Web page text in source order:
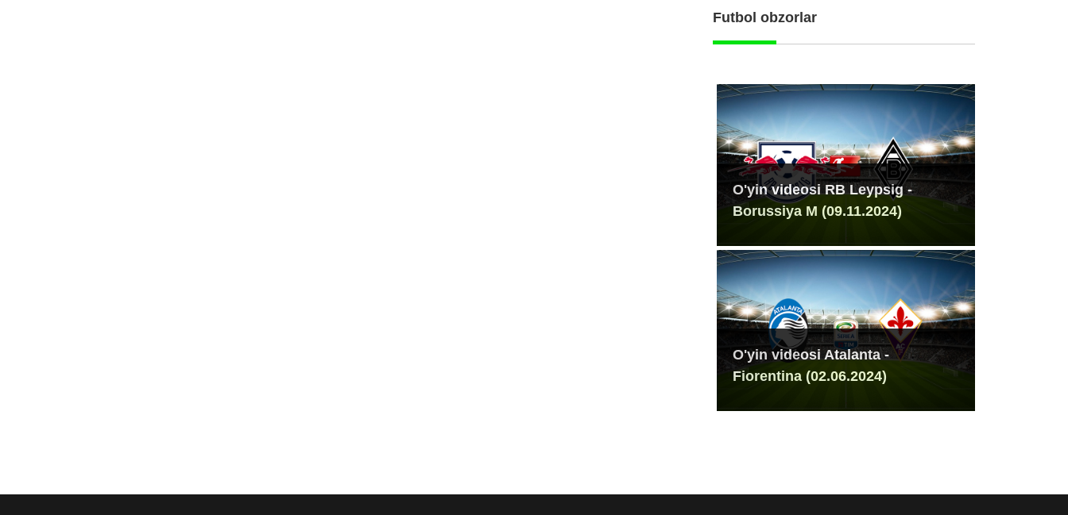
Futbol obzorlar
O'yin videosi RB Leypsig -
Borussiya M (09.11.2024)
O'yin videosi Atalanta -
Fiorentina (02.06.2024)